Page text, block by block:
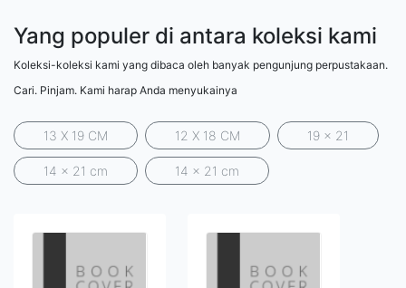
Yang populer di antara koleksi kami
Koleksi-koleksi kami yang dibaca oleh banyak pengunjung perpustakaan.
Cari. Pinjam. Kami harap Anda menyukainya
13 X 19 CM 12 X 18 CM 19 x 21
14 x 21 cm 14 x 21 cm